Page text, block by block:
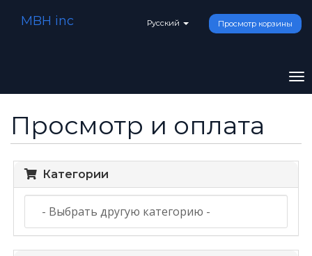
Русский Просмотр корзины
MBH inc
Просмотр и оплата
Категории